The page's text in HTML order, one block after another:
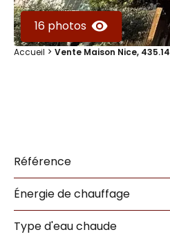
16 photos
Accueil Vente Maison Nice, 435.14
Référence
Énergie de chauffage
Type d'eau chaude